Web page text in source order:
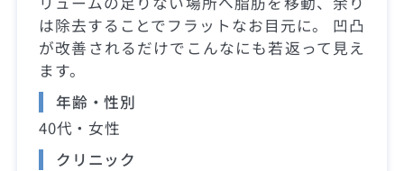
は除去することでフラットなお目元に。 凹凸
が改善されるだけでこんなにも若返って見え
ます。
年齢・性別
40代・女性
クリニック